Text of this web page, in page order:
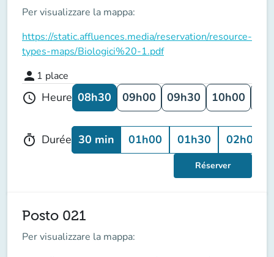
Per visualizzare la mappa:
https://static.affluences.media/reservation/resource-
types-maps/Biologici%20-1.pdf
person 1 place
schedule Heure 08h30 09h00 09h30 10h00
timer Durée 30 min 01h00 01h30 02h00
Réserver
Posto 021
Per visualizzare la mappa: